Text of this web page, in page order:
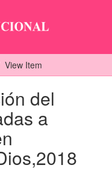
View Item
del
a